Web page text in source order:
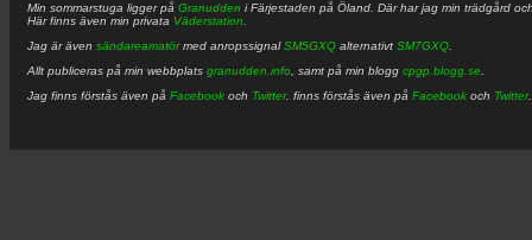
Min sommarstuga ligger på Granudden i Färjestaden på Öland. Där har jag min trädgård
Här finns även min privata Väderstation
Jag är även sändareamatörmed anropssignalSM5GXQ alternativt SM7GXQ
Allt publiceras på min webbplats granudden.info , samt på min blogg cpgp.blogg.se
Jag finns förstås även på Facebook och Twitter. finns förstås även på Facebook och Twitter.